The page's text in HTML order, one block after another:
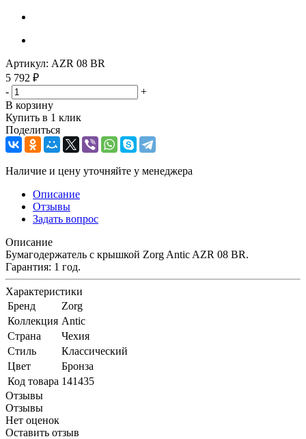
Артикул: AZR 08 BR
5 792 ₽
-
+
В корзину
Купить в 1 клик
Поделиться
Наличие и цену уточняйте у менеджера
Описание
Отзывы
Задать вопрос
Описание
Бумагодержатель с крышкой Zorg Antic AZR 08 BR.
Гарантия: 1 год.
Характеристики
Бренд
Zorg
Коллекция Antic
Страна
Чехия
Стиль
Классический
Цвет
Бронза
Код товара 141435
Отзывы
Отзывы
Нет оценок
Оставить отзыв